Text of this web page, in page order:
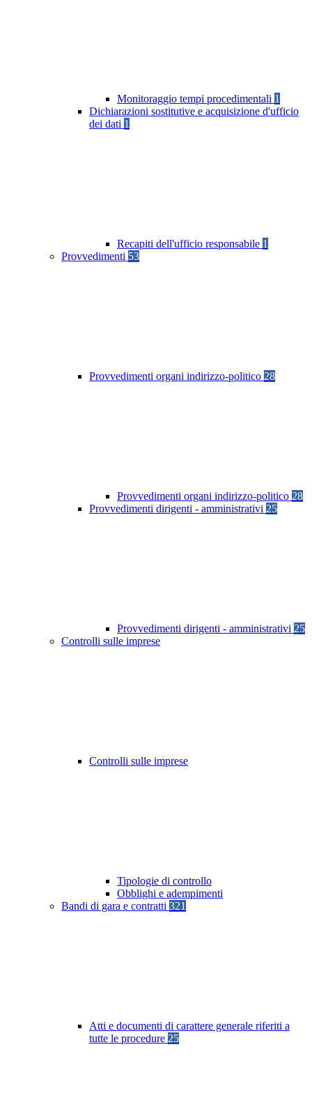
Monitoraggio tempi procedimentali 1
Dichiarazioni sostitutive e acquisizione d'ufficio
dei dati 1
Recapiti dell'ufficio responsabile 1
Provvedimenti 53
Provvedimenti organi indirizzo-politico 28
Provvedimenti organi indirizzo-politico 28
Provvedimenti dirigenti - amministrativi 25
Provvedimenti dirigenti - amministrativi 25
Controlli sulle imprese
Controlli sulle imprese
Tipologie di controllo
Obblighi e adempimenti
Bandi di gara e contratti 321
Atti e documenti di carattere generale riferiti a
tutte le procedure 25